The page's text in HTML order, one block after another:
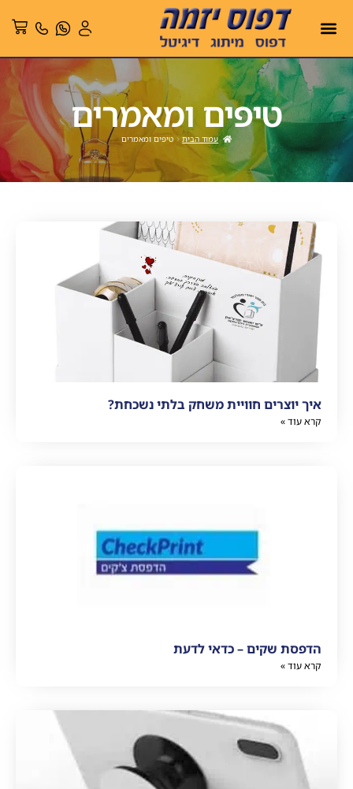
טיפים ומאמרים
עמוד הבית טיפים ומאמרים
איך יוצרים חוויית משחק בלתי נשכחת?
קרא עוד »
הדפסת שקים – כדאי לדעת
קרא עוד »